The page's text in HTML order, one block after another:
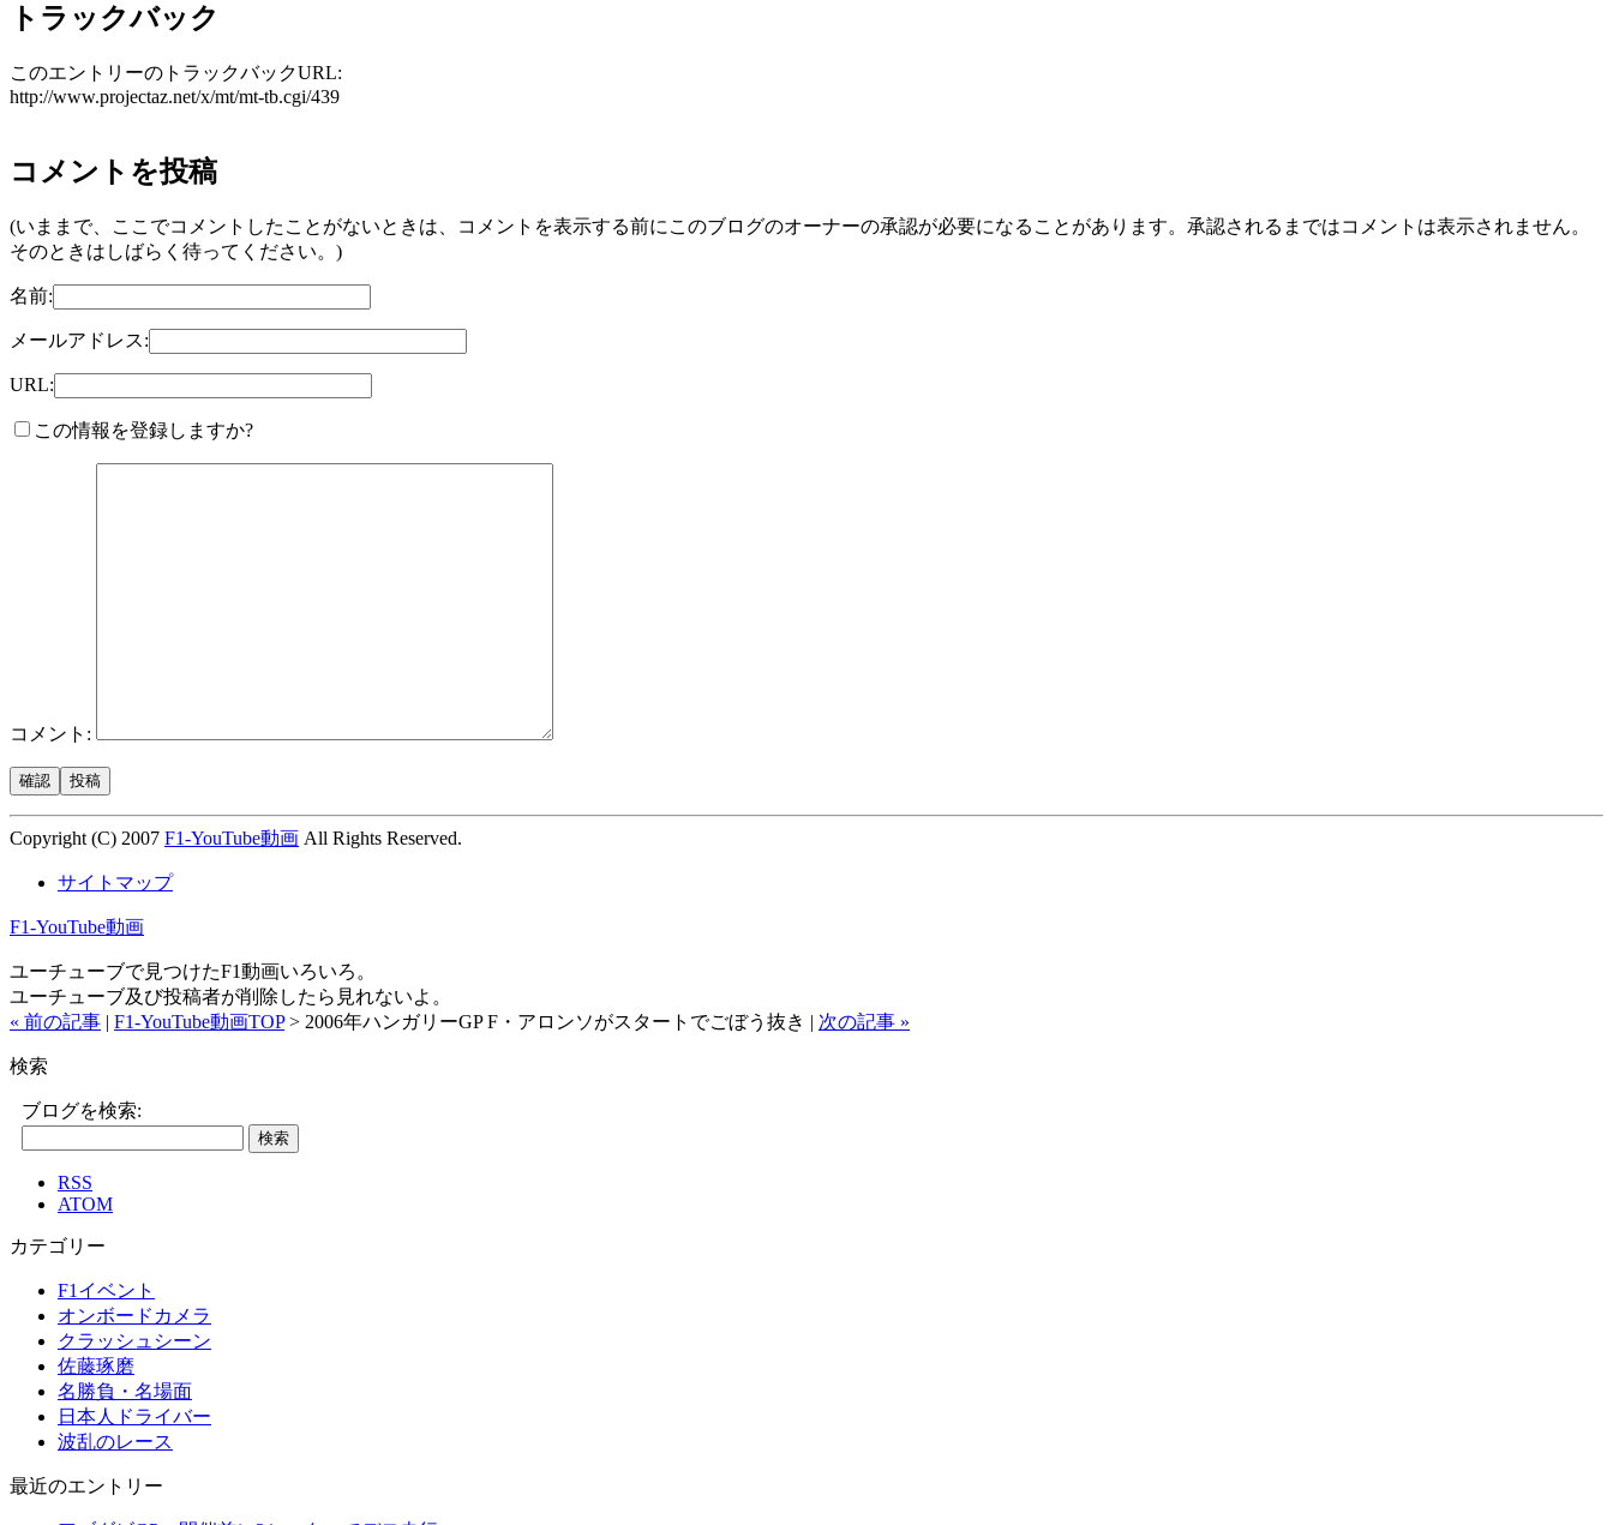
トラックバック
このエントリーのトラックバックURL:
http://www.projectaz.net/x/mt/mt-tb.cgi/439
コメントを投稿
(いままで、ここでコメントしたことがないときは、コメントを表示する前にこのブログのオーナーの承認が必要になることがあります。承認されるまではコメントは表示されません。
そのときはしばらく待ってください。)
名前:
メールアドレス:
URL:
この情報を登録しますか?
コメント:
Copyright (C) 2007 F1-YouTube動画 All Rights Reserved.
サイトマップ
F1-YouTube動画
ユーチューブで見つけたF1動画いろいろ。
ユーチューブ及び投稿者が削除したら見れないよ。
« 前の記事 | F1-YouTube動画TOP> 2006年ハンガリーGP F・アロンソがスタートでごぼう抜き | 次の記事 »
検索
ブログを検索:
RSS
ATOM
カテゴリー
F1イベント
オンボードカメラ
クラッシュシーン
佐藤琢磨
名勝負・名場面
日本人ドライバー
波乱のレース
最近のエントリー